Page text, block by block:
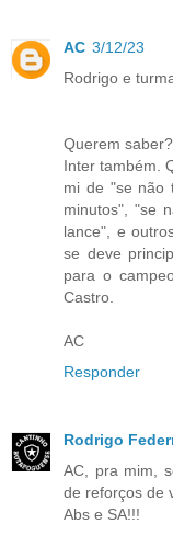
AC 3/12/23
Rodrigo e
Querem
Inter também.
mi de "se não
minutos", "se
lance", e
se deve
para o
Castro.
AC
Responder
Rodrigo
AC, pra mim,
de reforços de
Abs e SA!!!